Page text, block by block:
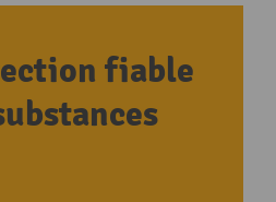
fiable